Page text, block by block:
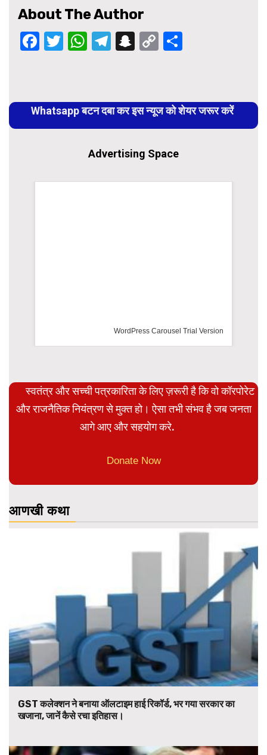
About The Author
Facebook
Twitter
WhatsApp
Telegram
Snapchat
Copy
Reading
Whatsapp बटन दबा कर इस न्यूज को शेयर जरूर करें
Advertising Space
WordPress Carousel Trial Version
स्वतंत्र और सच्ची पत्रकारिता के लिए ज़रूरी है कि वो कॉरपोरेट
और राजनैतिक नियंत्रण से मुक्त हो। ऐसा तभी संभव है जब जनता
आगे आए और सहयोग करे.
Donate Now
आणखी कथा
GST कलेक्शन ने बनाया ऑलटाइम हाई रिकॉर्ड, भर गया सरकार का
खजाना, जानें कैसे रचा इतिहास।